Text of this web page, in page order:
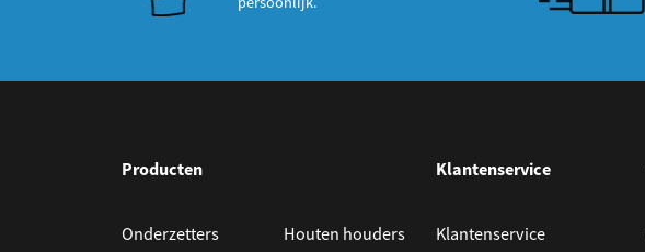
Producten
Onderzetters Houten houders
Klantenservice
Klantenservice